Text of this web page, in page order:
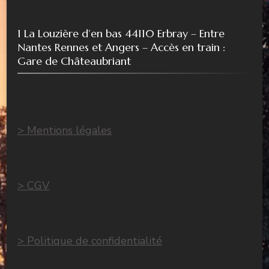
1 La Louzière d’en bas 44110 Erbray – Entre
Nantes Rennes et Angers – Accès en train :
Gare de Châteaubriant
> Mentions légales
> CGV
> Politique de confidentialité